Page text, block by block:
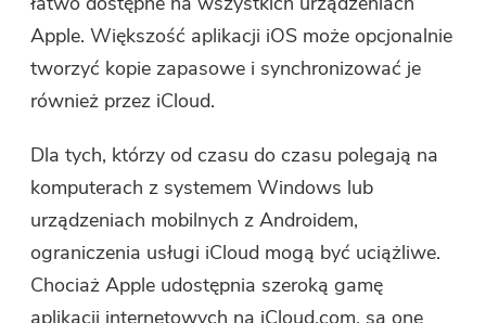
Apple. Większość aplikacji iOS może opcjonalnie
tworzyć kopie zapasowe i synchronizować je
również przez iCloud.
Dla tych, którzy od czasu do czasu polegają na
komputerach z systemem Windows lub
urządzeniach mobilnych z Androidem,
ograniczenia usługi iCloud mogą być uciążliwe.
Chociaż Apple udostępnia szeroką gamę
Jesteś prawie gotowy.
Subskrybuj nasze najlepsze
oferty i wiadomości o
Ciepła Prompt
To oprogramowanie może być
tylko To oprogramowanie